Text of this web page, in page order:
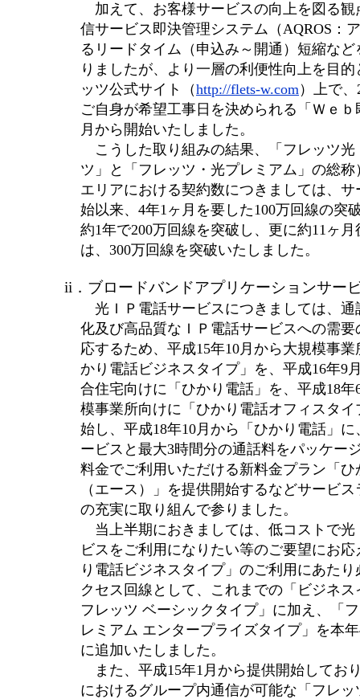
加えて、お客様サービスの向上を図る観
信サービス即決管理システム（AQROS：
るリードタイム（申込み～開通）短縮な
りましたが、より一層の利便性向上を目
ッツ公式サイト（http://flets-w.com）上で
ご自身が希望工事日を決められる「Ｗｅｂ
月から開始いたしました。
こうした取り組みの結果、「フレッツ光
ツ」と「フレッツ・光プレミアム」の総称
エリアにおける契約数につきましては、サ
始以来、4年1ヶ月を要した100万回線の突
約1年で200万回線を突破し、更に約11ヶ
は、300万回線を突破いたしました。
ii．ブロードバンドアプリケーションサー
光ＩＰ電話サービスにつきましては、通
化及び高品質なＩＰ電話サービスへの需要
応するため、平成15年10月から大規模事
かり電話ビジネスタイプ」を、平成16年9
合住宅向けに「ひかり電話」を、平成18年
模事業所向けに「ひかり電話オフィスタイ
始し、平成18年10月から「ひかり電話」
ービスと最大3時間分の通話料をパッケー
料金でご利用いただける新料金プラン「ひ
（エース）」を提供開始するなどサービ
の充実に取り組んで参りました。
当上半期におきましては、低コストで光
ビスをご利用になりたい等のご要望にお
り電話ビジネスタイプ」のご利用にあた
クセス回線として、これまでの「ビジネ
フレッツ ベーシックタイプ」に加え、「
レミアム エンタープライズタイプ」を本
に追加いたしました。
また、平成15年1月から提供開始してお
におけるグループ内通信が可能な「フレッ